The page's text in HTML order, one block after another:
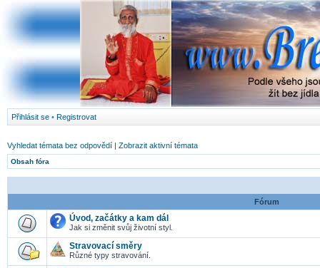
Přihlásit se • Registrovat
Vyhledat témata bez odpovědí | Zobrazit aktivní témata
Obsah fóra
Fórum
Úvod, začátky a kam dál
Jak si změnit svůj životní styl.
Stravovací směry
Různé typy stravování.